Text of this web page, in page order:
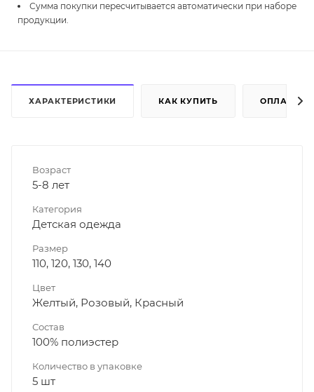
Сумма покупки пересчитывается автоматически при наборе
продукции.
ХАРАКТЕРИСТИКИ КАК КУПИТЬ ОПЛАТА
Возраст
5-8 лет
Категория
Детская одежда
Размер
110, 120, 130, 140
Цвет
Желтый, Розовый, Красный
Состав
100% полиэстер
Количество в упаковке
5 шт